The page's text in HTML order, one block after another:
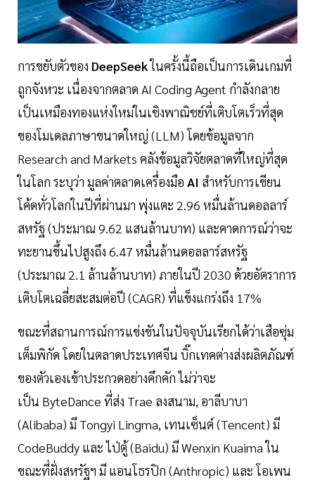
การขยับตัวของ DeepSeekในครั้งนี้ถือเป็นการเดินเกมที่
ถูกจังหวะ เนื่องจากตลาด AI Coding Agent กำลังกลาย
เป็นเหมืองทองแห่งใหม่ในเชิงพาณิชย์ที่เติบโตเร็วที่สุด
ของโมเดลภาษาขนาดใหญ่ (LLM) โดยข้อมูลจาก
Research and Markets คลังข้อมูลวิจัยตลาดที่ใหญ่ที่สุด
ในโลก ระบุว่า มูลค่าตลาดเครื่องมือ AI สำหรับการเขียน
โค้ดทั่วโลกในปีที่ผ่านมา พุ่งแตะ 2.96 หมื่นล้านดอลลาร์
สหรัฐ (ประมาณ 9.62 แสนล้านบาท) และคาดการณ์ว่าจะ
ทะยานขึ้นไปสูงถึง 6.47 หมื่นล้านดอลลาร์สหรัฐ
(ประมาณ 2.1 ล้านล้านบาท) ภายในปี 2030 ด้วยอัตราการ
เติบโตเฉลี่ยสะสมต่อปี (CAGR) ที่แข็งแกร่งถึง 17%
ขณะที่สถานการณ์การแข่งขันในปัจจุบันเรียกได้ว่าเสือซุ่ม
เต็มพิกัด โดยในตลาดประเทศจีน บิ๊กเทคต่างส่งผลิตภัณฑ์
ของตัวเองเข้าประกวดอย่างคึกคัก ไม่ว่าจะ
เป็น ByteDance ที่ส่ง Trae ลงสนาม, อาลีบาบา
(Alibaba) มี Tongyi Lingma, เทนเซ็นต์ (Tencent) มี
CodeBuddy และ ไป่ตู้ (Baidu) มี Wenxin Kuaima ใน
ขณะที่ฝั่งสหรัฐฯ มี แอนโธรปิก (Anthropic) และ โอเพน